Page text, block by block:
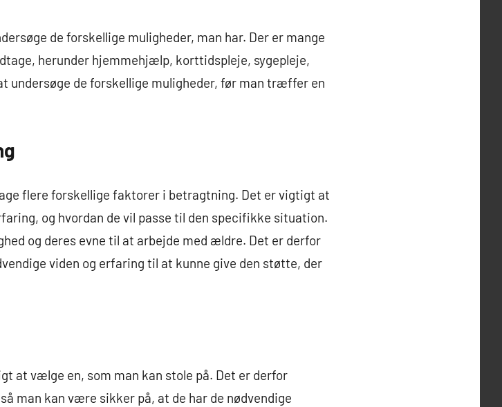
de forskellige muligheder, man har. Der er mange
herunder hjemmehjælp, korttidspleje, sygepleje,
undersøge de forskellige muligheder, før man træffer en
flere forskellige faktorer i betragtning. Det er vigtigt at
og hvordan de vil passe til den specifikke situation.
og deres evne til at arbejde med ældre. Det er derfor
viden og erfaring til at kunne give den støtte, der
at vælge en, som man kan stole på. Det er derfor
man kan være sikker på, at de har de nødvendige